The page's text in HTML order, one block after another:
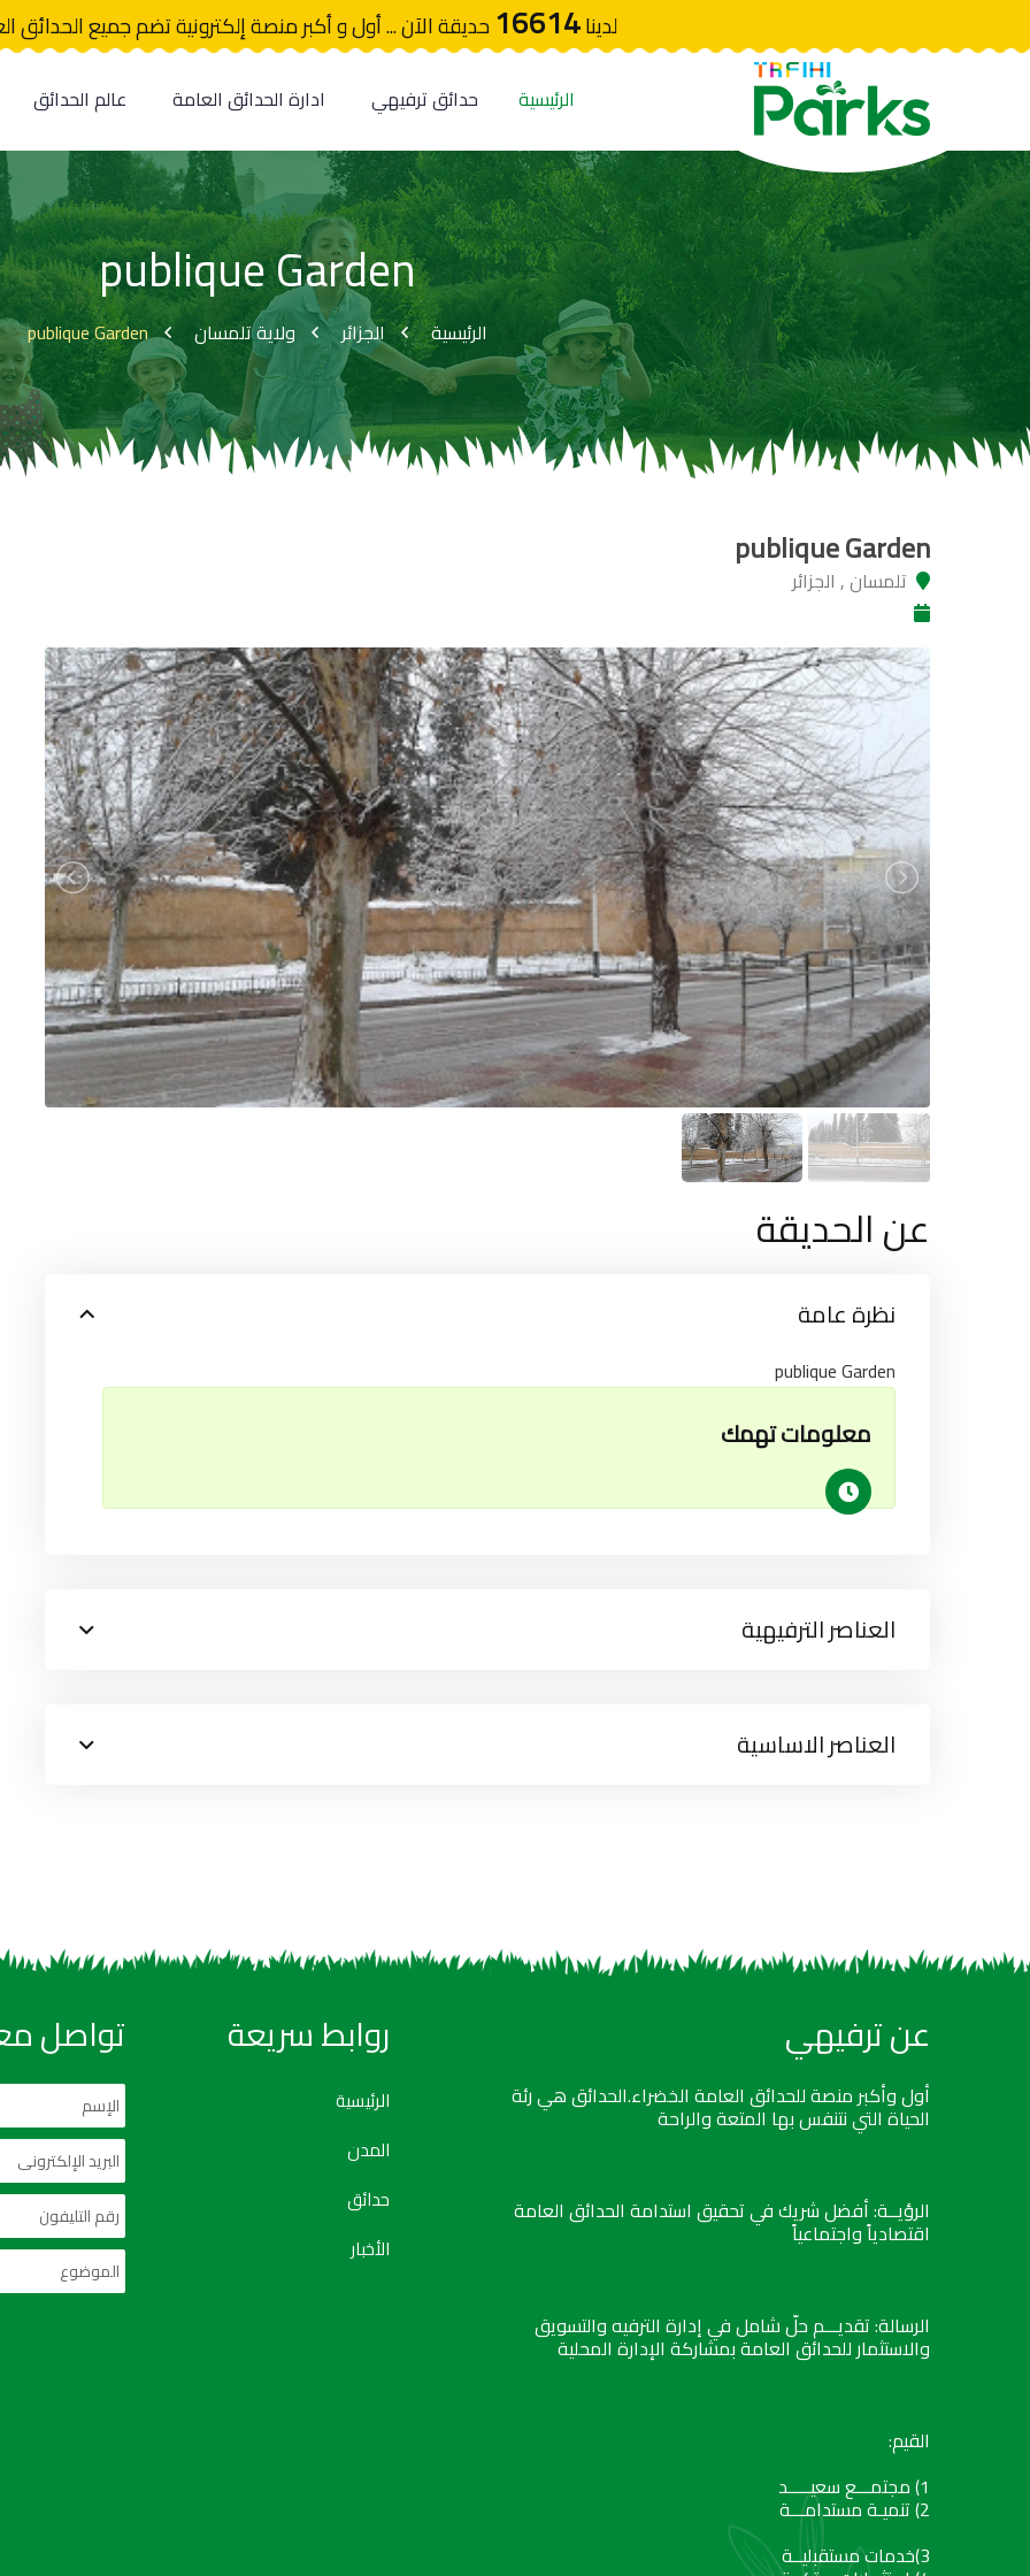
لدينا16614حديقة الآن ... أول و أكبر منصة إلكترونية تضم جميع الحدائق
الرئيسية حدائق ترفيهي ادارة الحدائق العامة عالم الحدائق
publique Garden
الرئيسية الجزائر ولاية تلمسان publique Garden
publique Garden
تلمسان , الجزائر
عن الحديقة
نظرة عامة
publique Garden
معلومات تهمك
العناصر الترفيهية
العناصر الاساسية
عن ترفيهي
أول وأكبر منصة للحدائق العامة الخضراء.الحدائق هي رئة
الحياة التي نتنفس بها المتعة والراحة
الرؤيــة: أفضل شريك في تحقيق استدامة الحدائق العامة
اقتصادياً واجتماعياً
الرسالة: تقديـــم حلّ شامل في إدارة الترفيه والتسويق
والاستثمار للحدائق العامة بمشاركة الإدارة المحلية
القيم:
1) مجتمـــع سعيـــــد
2) تنميـة مستدامـــة
3)خدمات مستقبليــة
روابط سريعة
الرئيسية
المدن
حدائق
الأخبار
تواصل